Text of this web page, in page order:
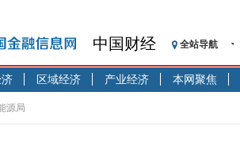
中国财经 全站导航
区域经济 产业经济 本网聚焦
源局